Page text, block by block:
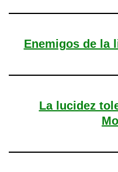
Enemigos de la
La lucidez